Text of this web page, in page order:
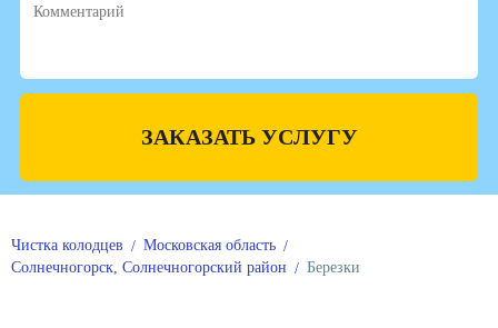
ЗАКАЗАТЬ УСЛУГУ
Чистка колодцев
Московская область
Солнечногорск, Солнечногорский район
Березки